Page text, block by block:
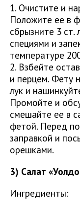
1. Очистите и
Положите ее в
сбрызните 3 ст.
специями и
температуре
2. Взбейте
и перцем. Фету
лук и
Промойте и
смешайте ее в
фетой. Перед
заправкой и
орешками.
3) Салат
Ингредиенты: